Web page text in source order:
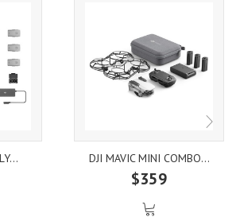
DJI MAVIC MINI COMBO...
$359